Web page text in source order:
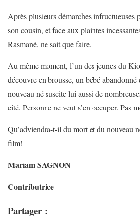
Après plusieurs démarches infructueuses
son cousin, et face aux plaintes
Rasmané, ne sait que faire.
Au même moment, l’un des jeunes du
découvre en brousse, un bébé abandonné
nouveau né suscite lui aussi de
cité. Personne ne veut s’en occuper. Pas
Qu’adviendra-t-il du mort et du nouveau
film!
Mariam SAGNON
Contributrice
Partager :